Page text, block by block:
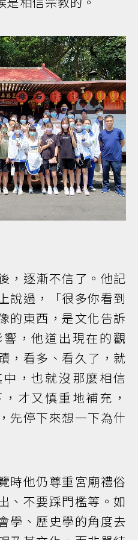
，逐漸不信了。他記
說過，「很多你看到
的東西，是文化告訴
，他道出現在的觀
，看多、看久了，就
，也就沒那麼相信
才又慎重地補充，
先停下來想一下為什
時他仍尊重宮廟禮俗
、不要踩門檻等。如
學、歷史學的角度去